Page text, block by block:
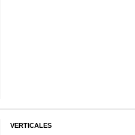
VERTICALES